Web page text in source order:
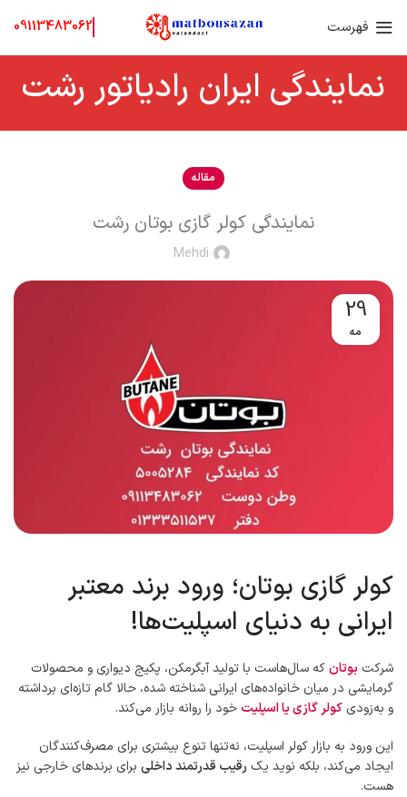
فهرست 09113483062
نمایندگی ایران رادیاتور رشت
مقاله
نمایندگی کولر گازی بوتان رشت
Mehdi
29
مه
کولر گازی بوتان؛ ورود برند معتبر
ایرانی به دنیای اسپلیت‌ها!
شرکت بوتانکه سال‌هاست با تولید آبگرمکن، پکیج دیواری و محصولات
گرمایشی در میان خانواده‌های ایرانی شناخته شده، حالا گام تازه‌ای برداشته
و به‌زودی کولر گازی یا اسپلیت‌ خود را روانه بازار می‌کند.
این ورود به بازار کولر اسپلیت، نه‌تنها تنوع بیشتری برای مصرف‌کنندگان
ایجاد می‌کند، بلکه نوید یک رقیب قدرتمند داخلی برای برندهای خارجی نیز
هست.